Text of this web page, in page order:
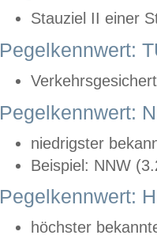
Stauziel II einer
Pegelkennwert:
Pegelkennwert:
niedrigster
Beispiel: NNW
Pegelkennwert:
höchster